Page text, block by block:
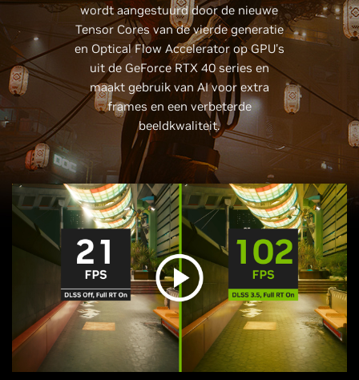
wordt aangestuurd door de nieuwe
Tensor Cores van de vierde generatie
en Optical Flow Accelerator op GPU's
uit de GeForce RTX 40 series en
maakt gebruik van AI voor extra
frames en een verbeterde
beeldkwaliteit.